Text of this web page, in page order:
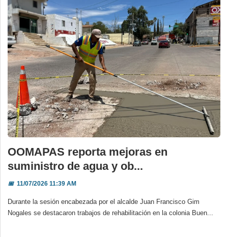
OOMAPAS reporta mejoras en
suministro de agua y ob...
📅11/07/2026 11:39 AM
Durante la sesión encabezada por el alcalde Juan Francisco Gim
Nogales se destacaron trabajos de rehabilitación en la colonia Buen...